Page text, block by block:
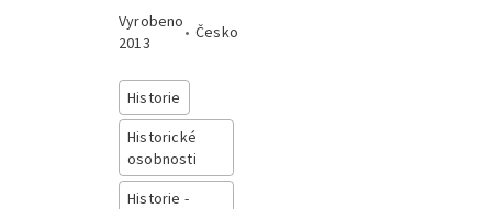
Vyrobeno
2013
• Česko
Historie
Historické
osobnosti
Historie -